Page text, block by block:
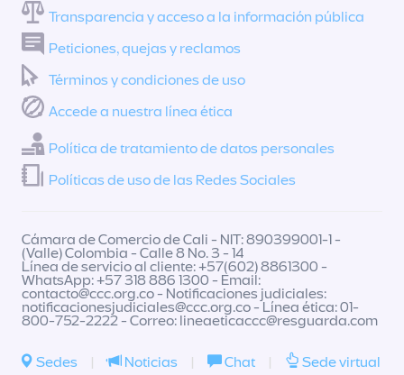
Transparencia y acceso a la información pública
Peticiones, quejas y reclamos
Términos y condiciones de uso
Accede a nuestra línea ética
Política de tratamiento de datos personales
Políticas de uso de las Redes Sociales
Cámara de Comercio de Cali - NIT: 890399001-1 -
(Valle) Colombia - Calle 8 No. 3 - 14
Línea de servicio al cliente: +57(602) 8861300 -
WhatsApp: +57 318 886 1300 - Email:
contacto@ccc.org.co- Notificaciones judiciales:
notificacionesjudiciales@ccc.org.co- Línea ética: 01-
800-752-2222 - Correo: lineaeticaccc@resguarda.com
Sedes | Noticias | Chat | Sede virtual